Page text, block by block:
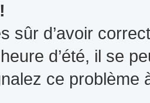
sûr d’avoir
d’été, il se
ce problème